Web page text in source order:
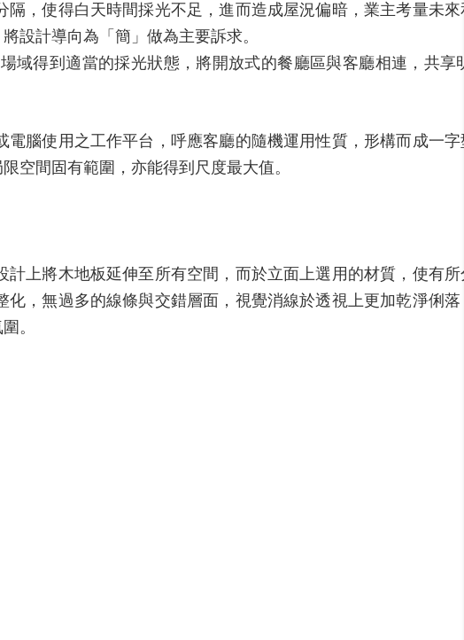
，使得白天時間採光不足，進而造成屋況偏暗，業主考量未
設計導向為「簡」做為主要訴求。
得到適當的採光狀態，將開放式的餐廳區與客廳相連，共
腦使用之工作平台，呼應客廳的隨機運用性質，形構而成一
空間固有範圍，亦能得到尺度最大值。
上將木地板延伸至所有空間，而於立面上選用的材質，使有
，無過多的線條與交錯層面，視覺消線於透視上更加乾淨俐
。